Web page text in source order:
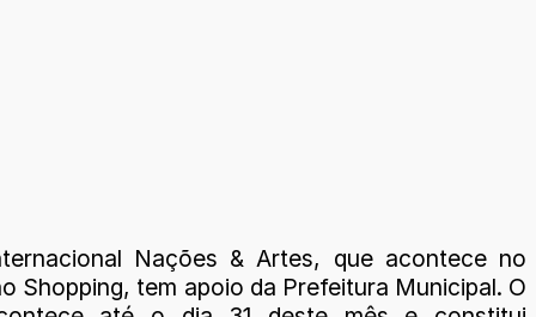
Nações & Artes, que acontece no
Shopping, tem apoio da Prefeitura Municipal. O